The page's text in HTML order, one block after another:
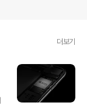
더보기